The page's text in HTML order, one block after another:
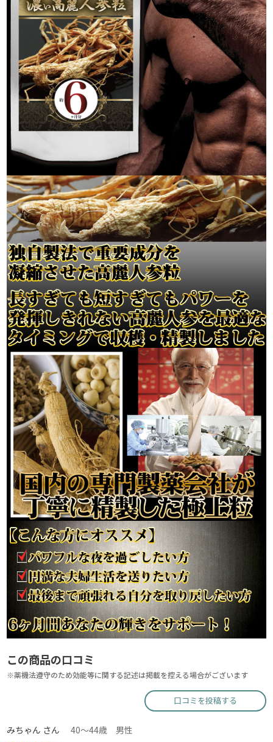
この商品の口コミ
※薬機法遵守のため効能等に関する記述は掲載を控える場合がございます
口コミを投稿する
みちゃん さん 40～44歳 男性